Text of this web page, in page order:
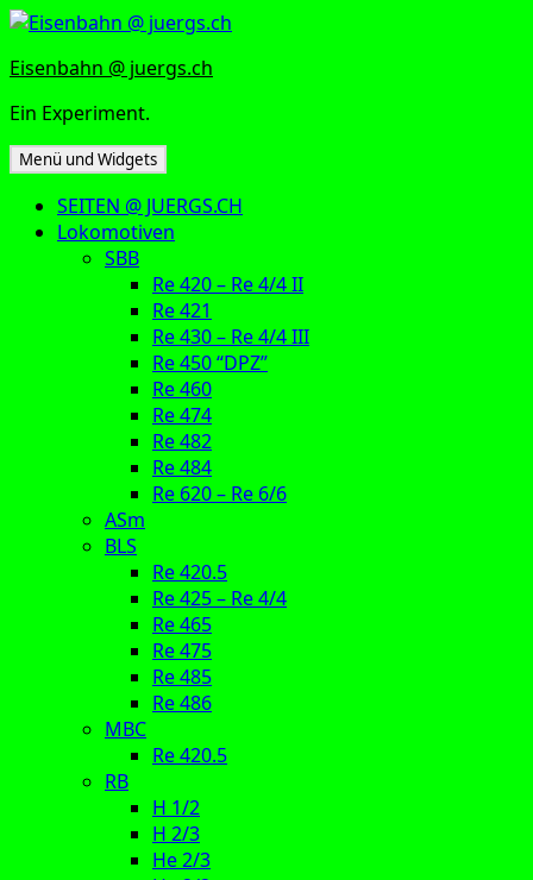
Zum
springen
Eisenbahn @ juergs.ch
Ein Experiment.
Menü und Widgets
SEITEN @ JUERGS.CH
Lokomotiven
SBB
Re 420 – Re 4/4 II
Re 421
Re 430 – Re 4/4 III
Re 450 “DPZ”
Re 460
Re 474
Re 482
Re 484
Re 620 – Re 6/6
ASm
BLS
Re 420.5
Re 425 – Re 4/4
Re 465
Re 475
Re 485
Re 486
MBC
Re 420.5
RB
H 1/2
H 2/3
He 2/3